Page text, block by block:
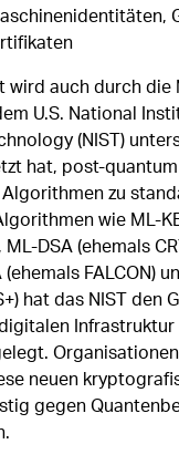
wird auch durch die
U.S. National
(NIST)
hat, post-quantum
zu
wie ML-
ML-DSA (ehemals
FALCON)
hat das NIST den
Infrastruktur
neuen
gegen